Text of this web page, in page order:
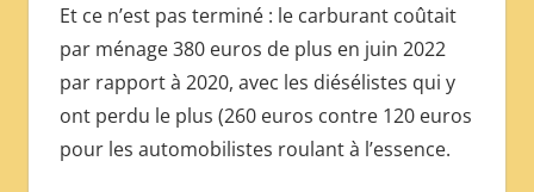
Et ce n’est pas terminé : le carburant coûtait
par ménage 380 euros de plus en juin 2022
par rapport à 2020, avec les diésélistes qui y
ont perdu le plus (260 euros contre 120 euros
pour les automobilistes roulant à l’essence.